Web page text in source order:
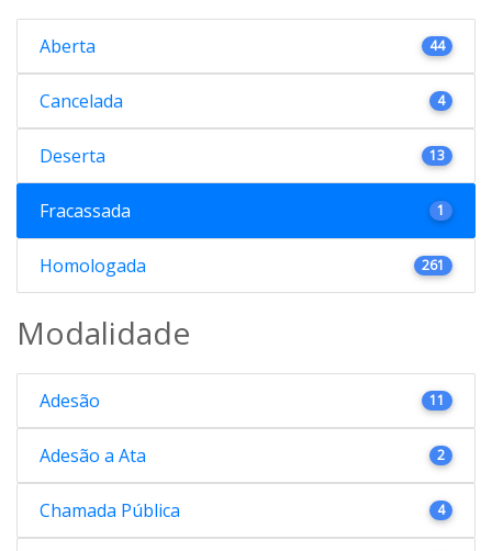
Aberta 44
Cancelada 4
Deserta 13
Fracassada 1
Homologada 261
Modalidade
Adesão 11
Adesão a Ata 2
Chamada Pública 4